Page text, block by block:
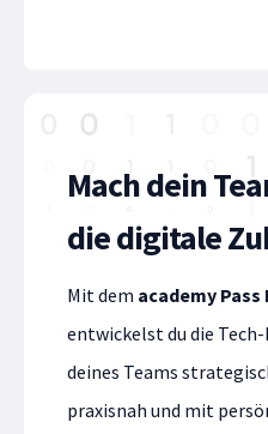
Mach dein
die digitale
Mit dem academy
entwickelst du die
deines Teams
praxisnah und mit